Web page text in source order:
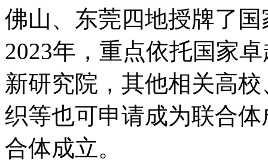
佛山、东莞四地授牌了
2023年，重点依托国家
新研究院，其他相关高
织等也可申请成为联合
合体成立。